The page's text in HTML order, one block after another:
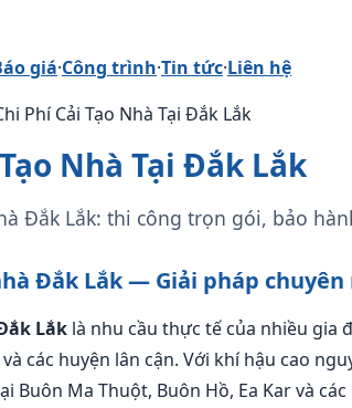
giá·Công trình·Tin tức·Liên hệ
Phí Cải Tạo Nhà Tại Đắk Lắk
Nhà Tại Đắk Lắk
Đắk Lắk: thi công trọn gói, bảo
Đắk Lắk — Giải pháp
Lắk là nhu cầu thực tế của nhiều gia
và các huyện lân cận. Với khí hậu cao
Buôn Ma Thuột, Buôn Hồ, Ea Kar và